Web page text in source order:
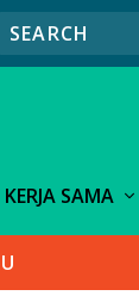
KERJA SAMA